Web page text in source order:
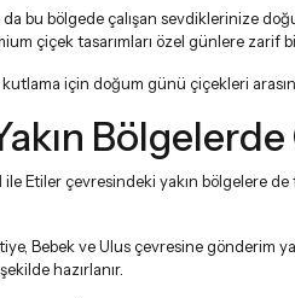
da bu bölgede çalışan sevdiklerinize
çiçek tasarımları özel günlere zarif
için doğum günü çiçekleri
Etiler çevresindeki yakın bölgelere
Bebek ve Ulus çevresine gönderim
hazırlanır.